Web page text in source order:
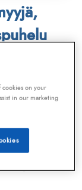
kyseessä on
tai
jatkuvasti,
cookies on your
in our marketing